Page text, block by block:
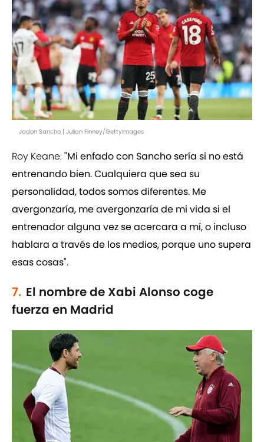
Jadon Sancho | Julian Finney/GettyImages
Roy Keane:"Mi enfado con Sancho sería si no está
entrenando bien. Cualquiera que sea su
personalidad, todos somos diferentes. Me
avergonzaría, me avergonzaría de mi vida si el
entrenador alguna vez se acercara a mí, o incluso
hablara a través de los medios, porque uno supera
esas cosas".
7. El nombre de Xabi Alonso coge
fuerza en Madrid